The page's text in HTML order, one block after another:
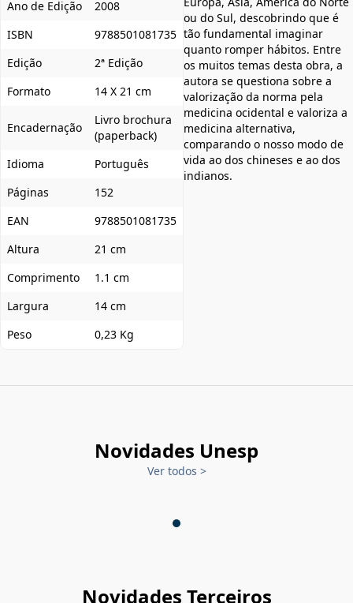
Ano de Edição
2008
ISBN
9788501081735
Edição
2ª Edição
Formato
14 X 21 cm
Encadernação
Livro brochura
(paperback)
Idioma
Português
Páginas
152
EAN
9788501081735
Altura
21 cm
Comprimento
1.1 cm
Largura
14 cm
Peso
0,23 Kg
ou do Sul, descobrindo que é
tão fundamental imaginar
quanto romper hábitos. Entre
os muitos temas desta obra, a
autora se questiona sobre a
valorização da norma pela
medicina ocidental e valoriza a
medicina alternativa,
comparando o nosso modo de
vida ao dos chineses e ao dos
indianos.
Novidades Unesp
Ver todos >
Novidades Terceiros